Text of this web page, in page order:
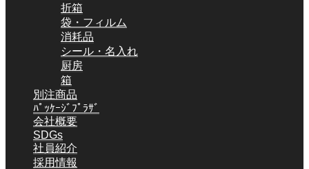
折箱
袋・フィルム
消耗品
シール・名入れ
厨房
箱
別注商品
ﾊﾟｯｹｰｼﾞﾌﾟﾗｻﾞ
会社概要
SDGs
社員紹介
採用情報